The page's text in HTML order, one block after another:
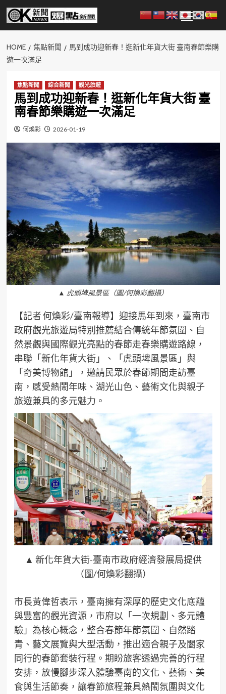
Skip
content
Menu
HOME 焦點新聞
馬到成功迎新春！逛新化年貨大街 臺南春節樂購
遊一次滿足
焦點新聞 綜合新聞 觀光旅遊
馬到成功迎新春！逛新化年貨大街 臺
南春節樂購遊一次滿足
何煥彩 2026-01-19
▲ 虎頭埤風景區（圖/何煥彩翻攝）
【記者 何煥彩/臺南報導】迎接馬年到來，臺南市
政府觀光旅遊局特別推薦結合傳統年節氛圍、自
然景觀與國際觀光亮點的春節走春樂購遊路線，
串聯「新化年貨大街」、「虎頭埤風景區」與
「奇美博物館」，邀請民眾於春節期間走訪臺
南，感受熱鬧年味、湖光山色、藝術文化與親子
旅遊兼具的多元魅力。
▲ 新化年貨大街-臺南市政府經濟發展局提供
（圖/何煥彩翻攝）
市長黃偉哲表示，臺南擁有深厚的歷史文化底蘊
與豐富的觀光資源，市府以「一次規劃、多元體
驗」為核心概念，整合春節年節氛圍、自然踏
青、藝文展覽與大型活動，推出適合親子及闔家
同行的春節套裝行程。期盼旅客透過完善的行程
安排，放慢腳步深入體驗臺南的文化、藝術、美
食與生活節奏，讓春節旅程兼具熱鬧氛圍與文化